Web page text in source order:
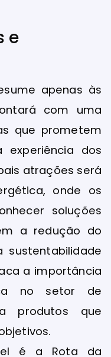
e
apenas às
com uma
que prometem
experiência dos
atrações será
onde os
soluções
a redução do
a importância
no setor de
produtos que
é a Rota da